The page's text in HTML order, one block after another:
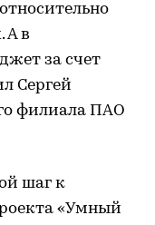
А в
за счет
Сергей
филиала ПАО
шаг к
«Умный